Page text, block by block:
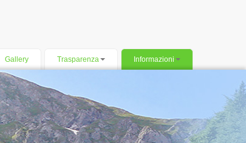
Gallery Trasparenza Informazioni